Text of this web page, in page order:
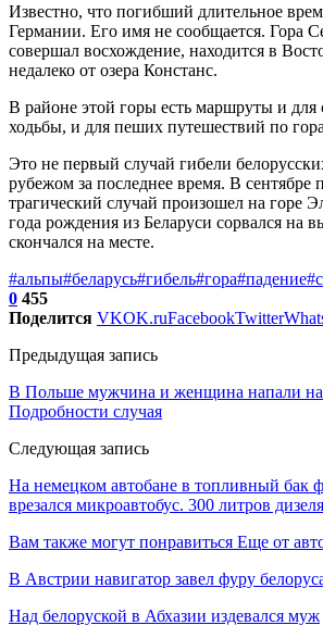
Известно, что погибший длительное
Германии. Его имя не сообщается. Гора
совершал восхождение, находится в
недалеко от озера Констанс.
В районе этой горы есть маршруты и для
ходьбы, и для пеших путешествий по
Это не первый случай гибели
рубежом за последнее время. В сентябре
трагический случай произошел на горе
года рождения из Беларуси сорвался на
скончался на месте.
#альпы#беларусь#гибель#гора#падение
0 455
Поделится VKOK.ruFacebookTwitter
Предыдущая запись
В Польше мужчина и женщина напали на
Подробности случая
Следующая запись
На немецком автобане в топливный бак
врезался микроавтобус. 300 литров
Вам также могут понравиться Еще от
В Австрии навигатор завел фуру
Над белоруской в Абхазии издевался муж